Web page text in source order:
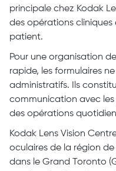
principale chez Kodak
des opérations
patient.
Pour une organisation
rapide, les formulaires
administratifs. Ils
communication avec
des opérations
Kodak Lens Vision
oculaires de la région
dans le Grand Toronto